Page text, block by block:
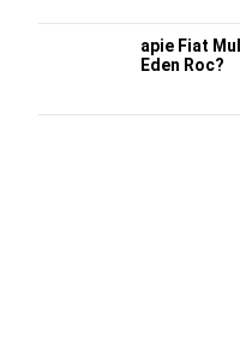
apie Fiat
Eden Roc?